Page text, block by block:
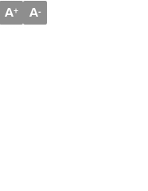
A+ A-